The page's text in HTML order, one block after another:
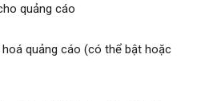
quảng cáo
quảng cáo (có thể bật hoặc